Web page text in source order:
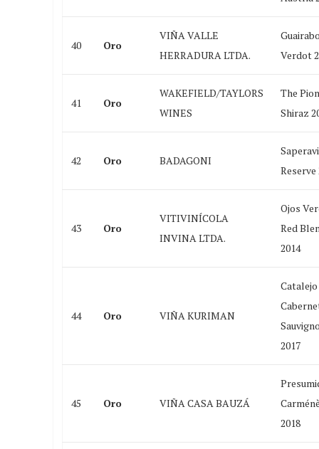
40 Oro
VIÑA VALLE
HERRADURA LTDA.
Verdot
41 Oro
WAKEFIELD/TAYLORS
WINES
The
Shiraz
42 Oro BADAGONI
Saperavi
Reserve
43 Oro
VITIVINÍCOLA
INVINA LTDA.
Ojos
Red
2014
44 Oro VIÑA KURIMAN
Catalejo
2017
45 Oro VIÑA CASA BAUZÁ
2018